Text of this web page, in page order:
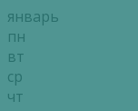
январь
пн
вт
ср
чт